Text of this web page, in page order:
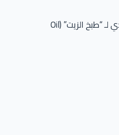
زيت المحرك يمر داخل التيربو لتبريده وتشحيمه. إذا أطفأت المحرك فجأة، يتوقف ضخ الزيت، بينما التيربو ما زال يدور بسرعة جنونية وحرارته مرتفعة، مما يؤدي لـ “طبخ الزيت” (Oil